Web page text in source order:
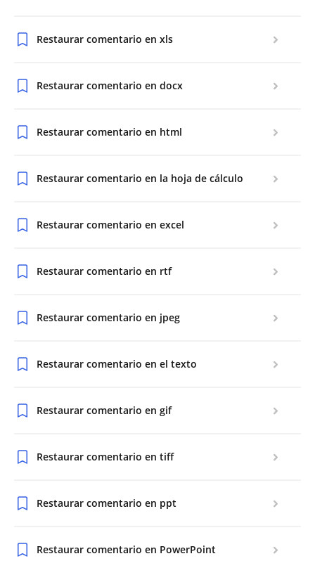
Restaurar comentario en xls
Restaurar comentario en docx
Restaurar comentario en html
Restaurar comentario en la hoja de cálculo
Restaurar comentario en excel
Restaurar comentario en rtf
Restaurar comentario en jpeg
Restaurar comentario en el texto
Restaurar comentario en gif
Restaurar comentario en tiff
Restaurar comentario en ppt
Restaurar comentario en PowerPoint